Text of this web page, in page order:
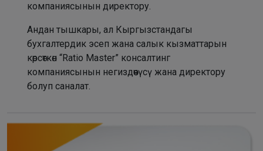
компаниясынын директору.
Андан тышкары, ал Кыргызстандагы
бухгалтердик эсеп жана салык кызматтарын
көрсөткөн “Ratio Master” консалтинг
компаниясынын негиздөөчүсү жана директору
болуп саналат.